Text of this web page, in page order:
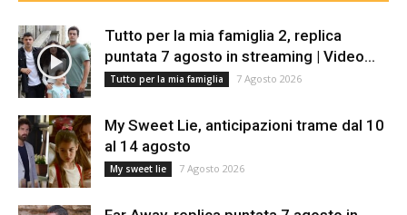
Tutto per la mia famiglia 2, replica
puntata 7 agosto in streaming | Video...
Tutto per la mia famiglia 7 Agosto 2026
My Sweet Lie, anticipazioni trame dal 10
al 14 agosto
My sweet lie 7 Agosto 2026